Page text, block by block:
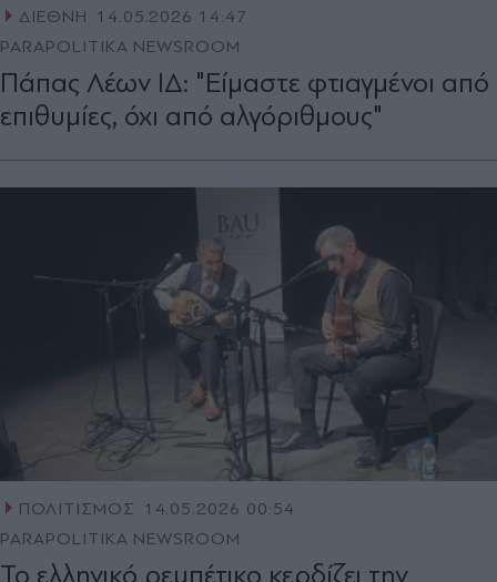
ΔΙΕΘΝΗ
14.05.2026 14:47
PARAPOLITIKA NEWSROOM
Πάπας Λέων ΙΔ: "Είμαστε φτιαγμένοι από
επιθυμίες, όχι από αλγόριθμους"
ΠΟΛΙΤΙΣΜΟΣ
14.05.2026 00:54
PARAPOLITIKA NEWSROOM
Το ελληνικό ρεμπέτικο κερδίζει την